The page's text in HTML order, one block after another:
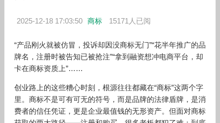
2025-12-18 17:03:50 商标 15171人已阅
“产品刚火就被仿冒，投诉却因没商标无门”“花半年推广的品
牌名，注册时被告知已被抢注”“拿到融资想冲电商平台，却
卡在商标资质上”……
创业路上的这些糟心时刻，根源往往都藏在“商标”这两个字
里。商标不是可有可无的符号，而是品牌的法律盾牌，是消
费者的信任凭证，更是企业最值钱的无形资产。但面对商标